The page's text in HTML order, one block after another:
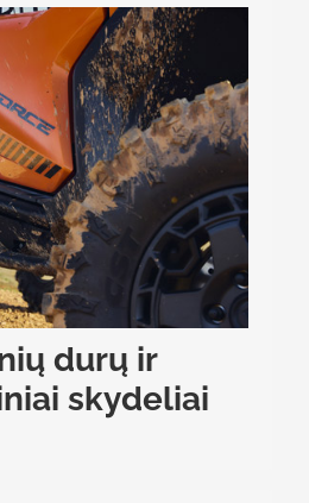
durų ir
skydeliai
APSAUGINIAI SKYDELIAI
išvaizdos detalė – apatiniai
lengvai įlipti ir išlipti iš
ir keleivį kiekvieno
to, tvirta ir patvari dugno
termoplastiko bei aliumininė
plokštė užtikrina, kad
nepažeistų bagio